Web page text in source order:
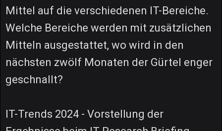
Mittel auf die verschiedenen IT-Bereiche.
Welche Bereiche werden mit zusätzlichen
Mitteln ausgestattet, wo wird in den
nächsten zwölf Monaten der Gürtel enger
geschnallt?
IT-Trends 2024 - Vorstellung der